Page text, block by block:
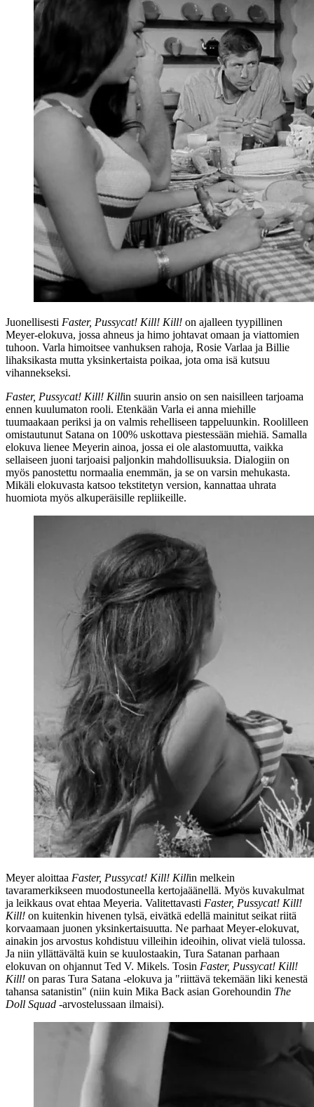
Juonellisesti Faster, Pussycat! Kill! Kill! on ajalleen tyypillinen
Meyer‑elokuva, jossa ahneus ja himo johtavat omaan ja viattomien
tuhoon. Varla himoitsee vanhuksen rahoja, Rosie Varlaa ja Billie
lihaksikasta mutta yksinkertaista poikaa, jota oma isä kutsuu
vihannekseksi.
Faster, Pussycat! Kill! Killin suurin ansio on sen naisilleen tarjoama
ennen kuulumaton rooli. Etenkään Varla ei anna miehille
tuumaakaan periksi ja on valmis rehelliseen tappeluunkin. Roolilleen
omistautunut Satana on 100% uskottava piestessään miehiä. Samalla
elokuva lienee Meyerin ainoa, jossa ei ole alastomuutta, vaikka
sellaiseen juoni tarjoaisi paljonkin mahdollisuuksia. Dialogiin on
myös panostettu normaalia enemmän, ja se on varsin mehukasta.
Mikäli elokuvasta katsoo tekstitetyn version, kannattaa uhrata
huomiota myös alkuperäisille repliikeille.
Meyer aloittaa Faster, Pussycat! Kill! Killin melkein
tavaramerkikseen muodostuneella kertojaäänellä. Myös kuvakulmat
ja leikkaus ovat ehtaa Meyeria. Valitettavasti Faster, Pussycat! Kill!
Kill! on kuitenkin hivenen tylsä, eivätkä edellä mainitut seikat riitä
korvaamaan juonen yksinkertaisuutta. Ne parhaat Meyer‑elokuvat,
ainakin jos arvostus kohdistuu villeihin ideoihin, olivat vielä tulossa.
Ja niin yllättävältä kuin se kuulostaakin, Tura Satanan parhaan
elokuvan on ohjannut Ted V. Mikels. Tosin Faster, Pussycat! Kill!
Kill! on paras Tura Satana ‑elokuva ja "riittävä tekemään liki kenestä
tahansa satanistin" (niin kuin Mika Back asian Gorehoundin The
Doll Squad ‑arvostelussaan ilmaisi).